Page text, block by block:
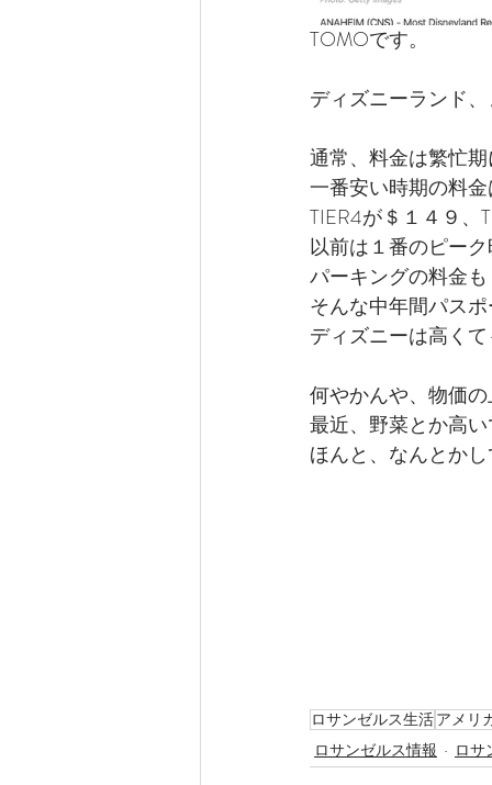
ハワイグルメ ロサンゼ
ラスベガスウェディング
ウェディングプランナーの1日
TOMOです。
ディズニーランド
通常、料金は繁忙
一番安い時期の料
TIER4が＄１４９
以前は１番のピー
パーキングの料金
そんな中年間パス
ディズニーは高く
何やかんや、物価
最近、野菜とか高
ほんと、なんとか
ロサンゼルス生活アメリ
ロサンゼルス情報
ロサ